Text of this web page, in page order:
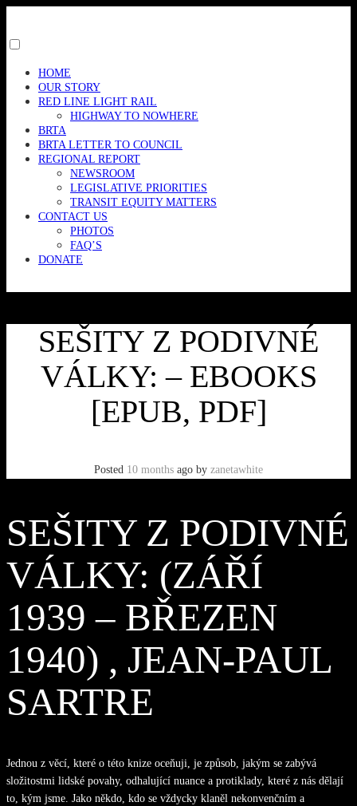
content
menu
visibility.
HOME
OUR STORY
RED LINE LIGHT RAIL
HIGHWAY TO NOWHERE
BRTA
BRTA LETTER TO COUNCIL
REGIONAL REPORT
NEWSROOM
LEGISLATIVE PRIORITIES
TRANSIT EQUITY MATTERS
CONTACT US
PHOTOS
FAQ’S
DONATE
SEŠITY Z PODIVNÉ
VÁLKY: – EBOOKS
[EPUB, PDF]
Posted 10 months ago by zanetawhite
SEŠITY Z PODIVNÉ
VÁLKY: (ZÁŘÍ
1939 – BŘEZEN
1940) , JEAN-PAUL
SARTRE
Jednou z věcí, které o této knize oceňuji, je způsob, jakým se zabývá
složitostmi lidské povahy, odhalující nuance a protiklady, které z nás dělají
to, kým jsme. Jako někdo, kdo se vždycky klaněl nekonvenčním a